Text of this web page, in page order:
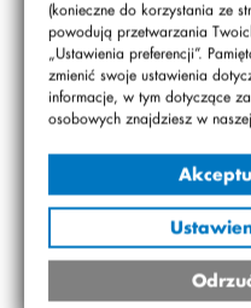
(konieczne do korzystania ze
powodują przetwarzania
„Ustawienia preferencji”.
zmienić swoje ustawienia
informacje, w tym dotyczące
osobowych znajdziesz w naszej